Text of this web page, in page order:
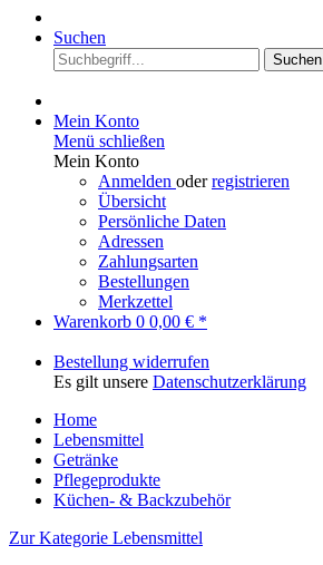
Suchen
Suchen
Mein Konto
Menü schließen
Mein Konto
Anmelden oderregistrieren
Übersicht
Persönliche Daten
Adressen
Zahlungsarten
Bestellungen
Merkzettel
Warenkorb 0 0,00 € *
Bestellung widerrufen
Es gilt unsere Datenschutzerklärung
Home
Lebensmittel
Getränke
Pflegeprodukte
Küchen- & Backzubehör
Zur Kategorie Lebensmittel